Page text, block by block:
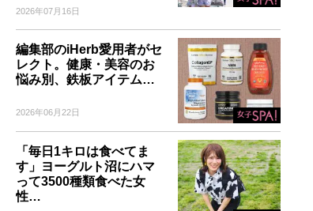
2026年07月16日
編集部のiHerb愛用者がセ
レクト。健康・美容のお
悩み別、鉄板アイテム…
2026年06月22日
「毎日1キロは食べてま
す」ヨーグルト沼にハマ
って3500種類食べた女
性…